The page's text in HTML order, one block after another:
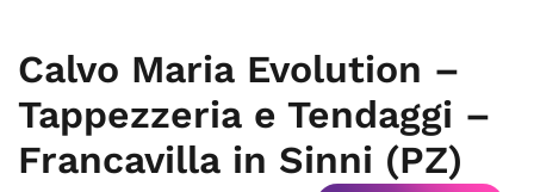
Calvo Maria Evolution –
Tappezzeria e Tendaggi –
Francavilla in Sinni (PZ)